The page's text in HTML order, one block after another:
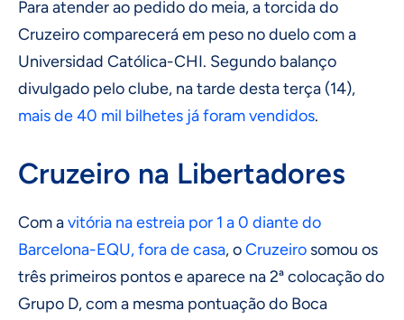
Para atender ao pedido do meia, a torcida do
Cruzeiro comparecerá em peso no duelo com a
Universidad Católica-CHI. Segundo balanço
divulgado pelo clube, na tarde desta terça (14),
mais de 40 mil bilhetes já foram vendidos.
Cruzeiro na Libertadores
Com avitória na estreia por 1 a 0 diante do
Barcelona-EQU, fora de casa, oCruzeiro somou os
três primeiros pontos e aparece na 2ª colocação do
Grupo D, com a mesma pontuação do Boca